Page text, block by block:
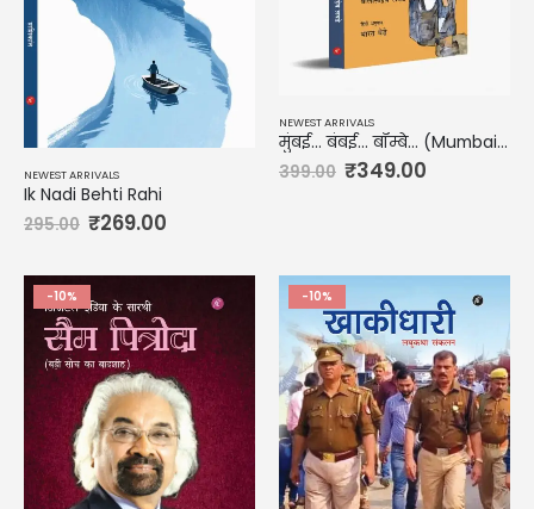
NEWEST ARRIVALS
Ik Nadi Behti Rahi
295.00 ₹269.00
NEWEST ARRIVALS
मुंबई… बंबई… बॉम्बे… (Mumbai… Bambai… Bombey
399.00 ₹349.00
-10% -10%